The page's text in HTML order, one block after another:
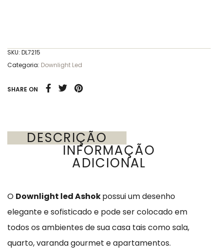
SKU: DL7215
Categoria: Downlight Led
SHARE ON
DESCRIÇÃO
INFORMAÇÃO
ADICIONAL
O Downlight led Ashokpossui um desenho
elegante e sofisticado e pode ser colocado em
todos os ambientes de sua casa tais como sala,
quarto, varanda gourmet e apartamentos.